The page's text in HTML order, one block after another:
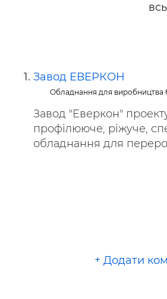
Завод ЕВЕРКОН
Обладнання для виробництва
Завод "Еверкон"
профілююче, ріжуче,
обладнання для
+ Додати